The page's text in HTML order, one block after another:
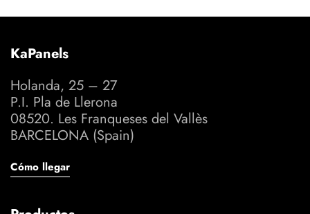
KaPanels
Holanda, 25 – 27
P.I. Pla de Llerona
08520. Les Franqueses del Vallès
BARCELONA (Spain)
Cómo llegar